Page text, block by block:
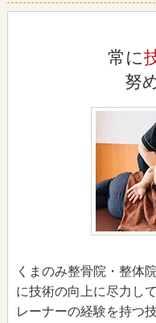
常に
努
くまのみ整骨院・整体
に技術の向上に尽力し
レーナーの経験を持つ